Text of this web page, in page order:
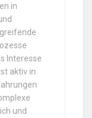
in
Interesse
aktiv in
und